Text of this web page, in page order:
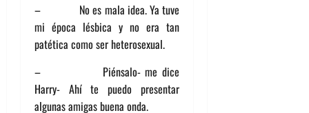
– No es mala idea. Ya tuve
mi época lésbica y no era tan
patética como ser heterosexual.
– Piénsalo- me dice
Harry- Ahí te puedo presentar
algunas amigas buena onda.